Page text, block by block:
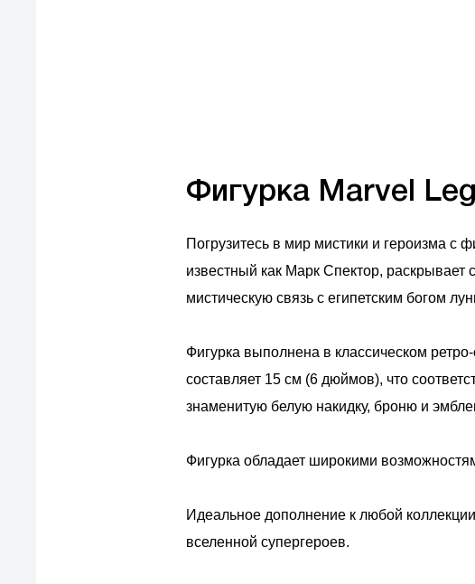
Фигурка Marvel
Погрузитесь в мир мистики и героизма с
известный как Марк Спектор,
мистическую связь с египетским богом
Фигурка выполнена в классическом
составляет 15 см (6 дюймов), что
знаменитую белую накидку, броню и
Фигурка обладает широкими
Идеальное дополнение к любой
вселенной супергероев.